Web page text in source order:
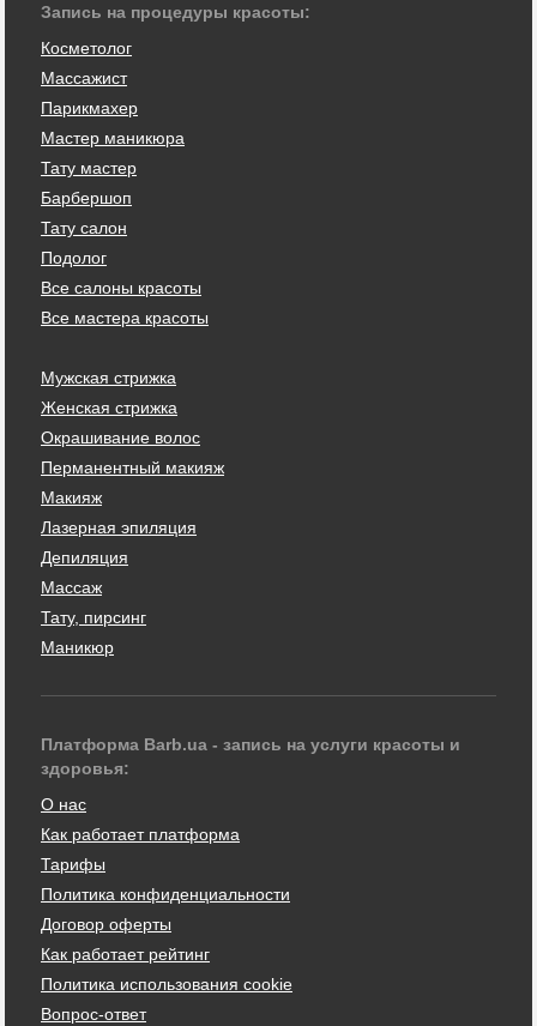
Запись на процедуры красоты:
Косметолог
Массажист
Парикмахер
Мастер маникюра
Тату мастер
Барбершоп
Тату салон
Подолог
Все салоны красоты
Все мастера красоты
Мужская стрижка
Женская стрижка
Окрашивание волос
Перманентный макияж
Макияж
Лазерная эпиляция
Депиляция
Массаж
Тату, пирсинг
Маникюр
Платформа Barb.ua - запись на услуги красоты и
здоровья:
О нас
Как работает платформа
Тарифы
Политика конфиденциальности
Договор оферты
Как работает рейтинг
Политика использования cookie
Вопрос-ответ